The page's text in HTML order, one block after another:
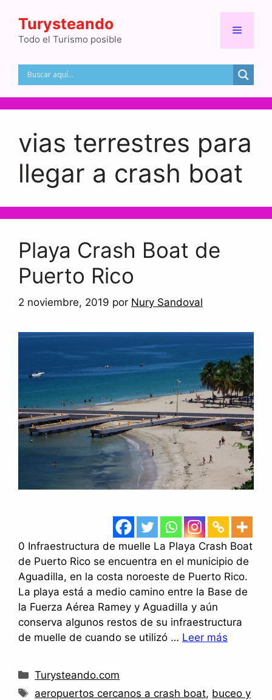
contenido
Turysteando
Todo el Turismo posible
Menú
vias terrestres para
llegar a crash boat
Playa Crash Boat de
Puerto Rico
2 noviembre, 2019 por Nury Sandoval
0 Infraestructura de muelle La Playa Crash Boat
de Puerto Rico se encuentra en el municipio de
Aguadilla, en la costa noroeste de Puerto Rico.
La playa está a medio camino entre la Base de
la Fuerza Aérea Ramey y Aguadilla y aún
conserva algunos restos de su infraestructura
de muelle de cuando se utilizó … Leer más
Categorías
Turysteando.com
Etiquetas
aeropuertos cercanos a crash boat, buceo y